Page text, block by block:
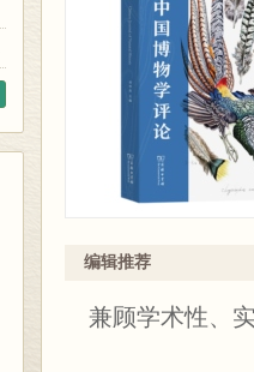
编辑推荐
兼顾学术性、